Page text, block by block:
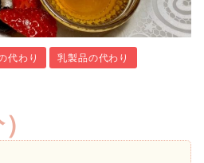
代わり 乳製品の代わり
）